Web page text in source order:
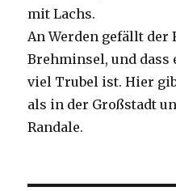
mit Lachs.
An Werden gefällt der
Brehminsel, und dass
viel Trubel ist. Hier
als in der Großstadt
Randale.